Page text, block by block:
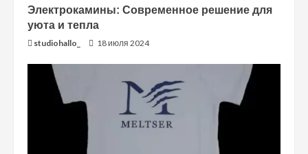
Электрокамины: Современное решение для
уюта и тепла
studiohallo_ 18 июля 2024